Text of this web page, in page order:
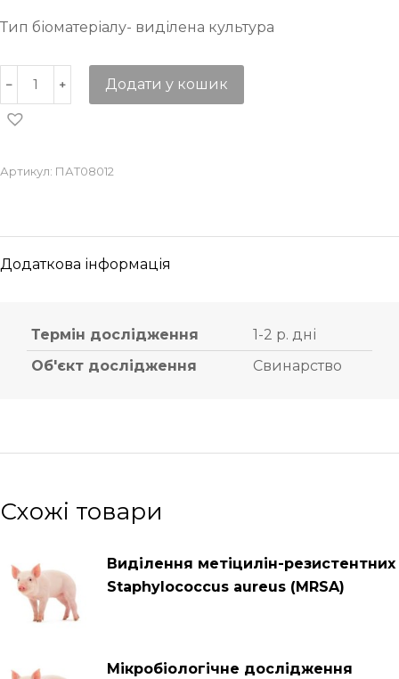
Тип біоматеріалу- виділена культура
Додати у кошик
Артикул: ПАТ08012
Додаткова інформація
Термін дослідження
1-2 р. дні
Об'єкт дослідження
Свинарство
Схожі товари
Виділення метіцилін-резистентних
Staphylococcus aureus (MRSA)
Мікробіологічне дослідження